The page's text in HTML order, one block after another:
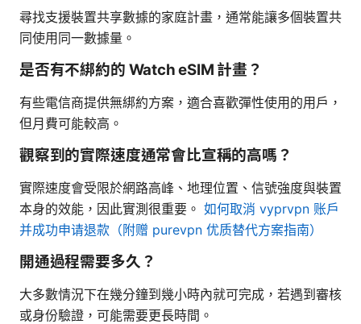
尋找支援裝置共享數據的家庭計畫，通常能讓多個裝置共
同使用同一數據量。
是否有不綁約的 Watch eSIM 計畫？
有些電信商提供無綁約方案，適合喜歡彈性使用的用戶，
但月費可能較高。
觀察到的實際速度通常會比宣稱的高嗎？
實際速度會受限於網路高峰、地理位置、信號強度與裝置
本身的效能，因此實測很重要。 如何取消 vyprvpn 账户
并成功申请退款（附赠 purevpn 优质替代方案指南）
開通過程需要多久？
大多數情況下在幾分鐘到幾小時內就可完成，若遇到審核
或身份驗證，可能需要更長時間。